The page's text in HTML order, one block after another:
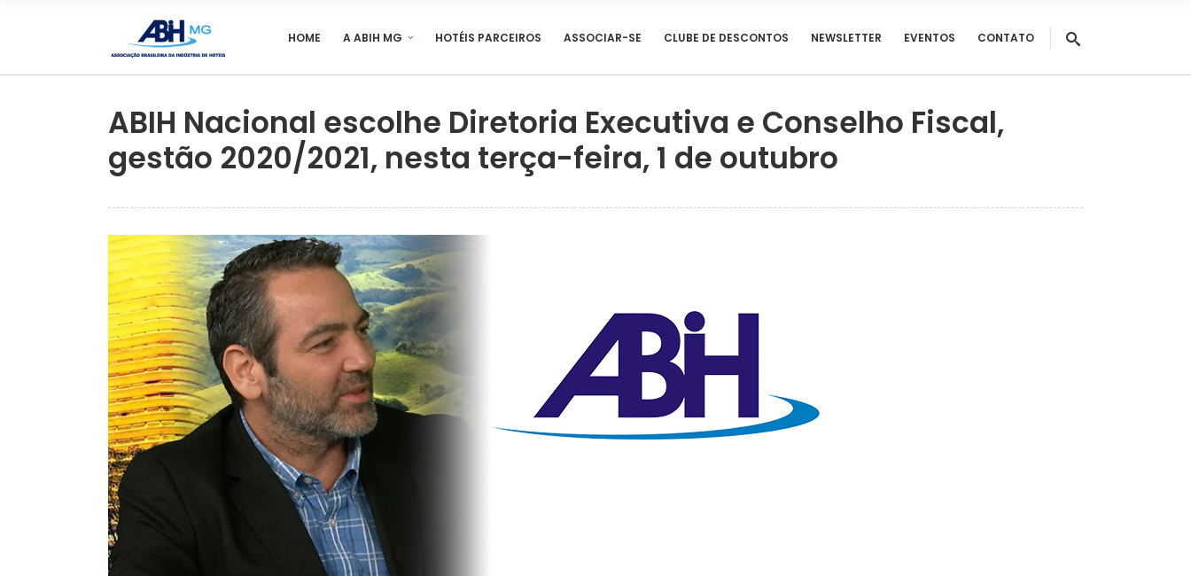
HOME A ABIH MG HOTÉIS PARCEIROS ASSOCIAR-SE CLUBE DE DESCONTOS NEWSLETTER EVENTOS CONTATO
ABIH Nacional escolhe Diretoria Executiva e Conselho Fiscal,
gestão 2020/2021, nesta terça-feira, 1 de outubro